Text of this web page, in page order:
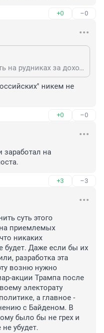
+0 –0
"туземцы будут жилы рвать на рудниках за доход хозяина, ну местным элитам процентик придется отвалить. это мелочи. Трамп крут!" - вот она, правда! Если учесть, что большая часть месторождений уже стала исконно российской территорией, и жители там - тоже уже граждане РФ, то несомненно, что вот именно так - "туземцы будут жилы рвать на рудниках за доход хозяина" - и будет!
никем не
+0 –0
на
+3 –3
суть этого
приемлемых
никаких
будет. Даже если бы их
разработка эта
возню нужно
акции Трампа после
электорату
а главное -
с Байденом. В
было бы не грех и
убудет.